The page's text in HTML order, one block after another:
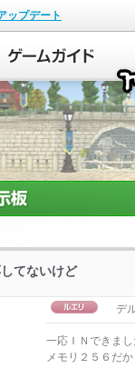
ップデート
てないけど
デ
一応ＩＮできま
メモリ２５６だ